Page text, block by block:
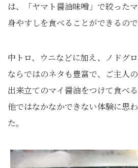
は、「ヤマト醤油味噌」で絞った
身やすしを食べることができるので
中トロ、ウニなどに加え、ノドグ
ならではのネタも豊富で、ご主人
出来立てのマイ醤油をつけて食べ
他ではなかなかできない体験に思
た。